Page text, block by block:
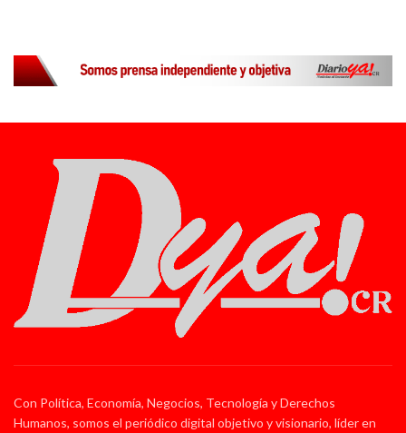
Con Política, Economía, Negocios, Tecnología y Derechos
Humanos, somos el periódico digital objetivo y visionario, líder en